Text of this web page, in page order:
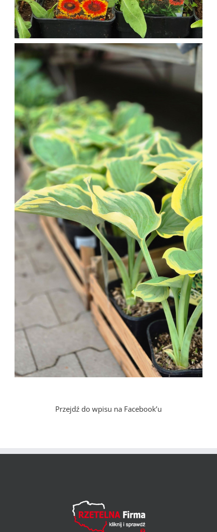
Przejdź do wpisu na Facebook’u